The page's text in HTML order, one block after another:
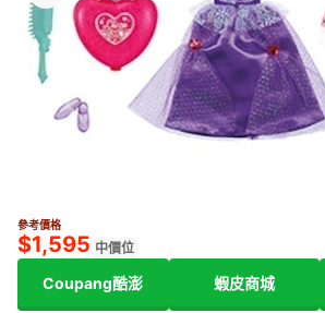
參考價格
$1,595 中價位
Coupang酷澎 蝦皮商城